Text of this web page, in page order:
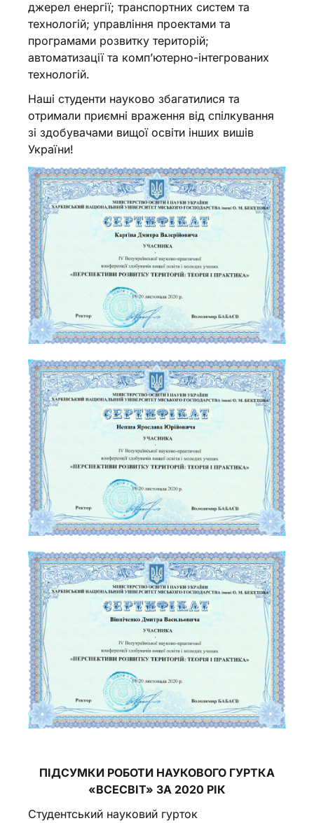
джерел енергії; транспортних систем та
технологій; управління проектами та
програмами розвитку територій;
автоматизації та компʼютерно-інтегрованих
технологій.
Наші студенти науково збагатилися та
отримали приємні враження від спілкування
зі здобувачами вищої освіти інших вишів
України!
ПІДСУМКИ РОБОТИ НАУКОВОГО ГУРТКА
«ВСЕСВІТ» ЗА 2020 РІК
Студентський науковий гурток